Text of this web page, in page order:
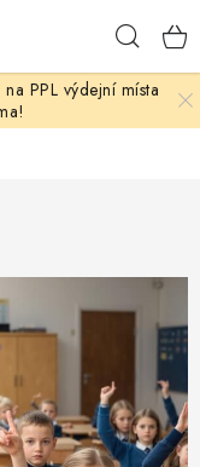
PPL výdejní místa